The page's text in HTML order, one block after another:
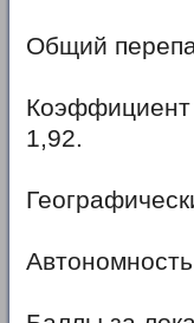
Общий
1,92.